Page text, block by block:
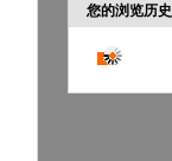
您的浏览历史